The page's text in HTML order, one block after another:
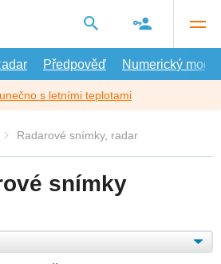
Předpověď Numerický model
s letními teplotami
Radarové snímky, radar
snímky